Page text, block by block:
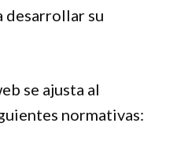
desarrollar su
se ajusta al
normativas: